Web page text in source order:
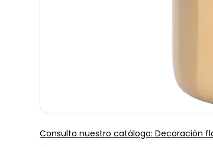
Consulta nuestro catálogo: Decoración